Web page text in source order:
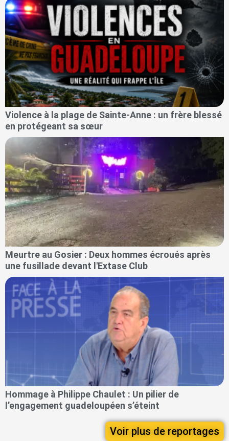
Violence à la plage de Sainte-Anne : un frère blessé
en protégeant sa sœur
Meurtre au Gosier : Deux hommes écroués après
une fusillade devant l'Extase Club
Hommage à Philippe Chaulet : Un pilier de
l’engagement guadeloupéen s’éteint
Voir plus de reportages